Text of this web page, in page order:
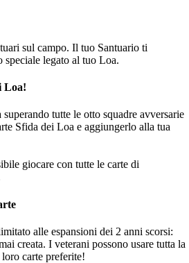
sul campo. Il tuo Santuario ti
speciale legato al tuo Loa.
Loa!
tutte le otto squadre avversarie
Sfida dei Loa e aggiungerlo alla tua
giocare con tutte le carte di
alle espansioni dei 2 anni scorsi:
creata. I veterani possono usare tutta la
carte preferite!